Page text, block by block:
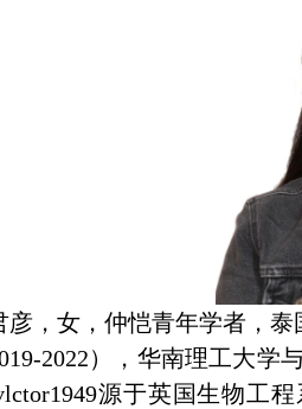
彦，女，仲恺青年学者，泰
2022），华南理工大学
源于英国生物工